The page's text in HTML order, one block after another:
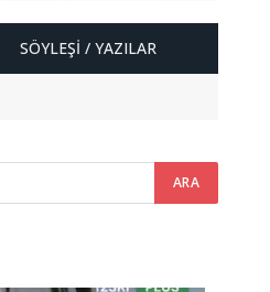
SÖYLEŞI / YAZILAR